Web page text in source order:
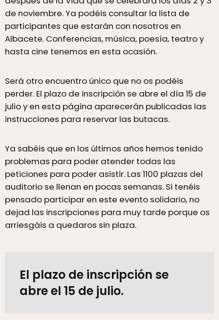
de noviembre. Ya podéis consultar la lista de
participantes que estarán con nosotros en
Albacete. Conferencias, música, poesía, teatro y
hasta cine tenemos en esta ocasión.
Será otro encuentro único que no os podéis
perder. El plazo de inscripción se abre el día 15 de
julio y en esta página aparecerán publicadas las
instrucciones para reservar las butacas.
Ya sabéis que en los últimos años hemos tenido
problemas para poder atender todas las
peticiones para poder asistir. Las 1100 plazas del
auditorio se llenan en pocas semanas. Si tenéis
pensado participar en este evento solidario, no
dejad las inscripciones para muy tarde porque os
arriesgáis a quedaros sin plaza.
El plazo de inscripción se
abre el 15 de julio.